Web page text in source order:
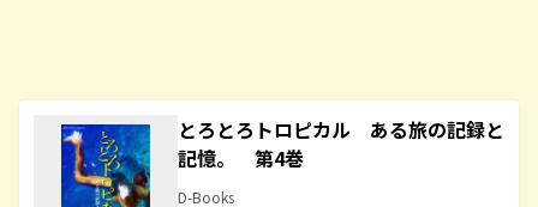
とろとろトロピカル ある旅の記録と
記憶。 第4巻
D-Books